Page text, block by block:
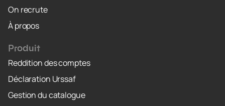
On recrute
À propos
Produit
Reddition des comptes
Déclaration Urssaf
Gestion du catalogue